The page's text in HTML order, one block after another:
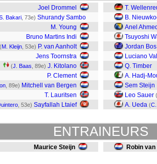
Joel Drommel
Bakari , 73e) Shurandy Sambo
M. Young
Bruno Martins Indi
(M. Kleijn , 53e) P. van Aanholt
Jens Toornstra
(J. Baas , 89e) J. Kitolano
P. Clement
, 89e) Mitchell van Bergen
T. Lauritsen
, 53e) Sayfallah Ltaief
T.
B.
Anel
Tsuyoshi
Jordan Bos
Luciano
Q. Timber
A. Hadj-
Sem Steijn
Leo Sauer (
A. Ueda (
ENTRAINEURS
Maurice Steijn Robin